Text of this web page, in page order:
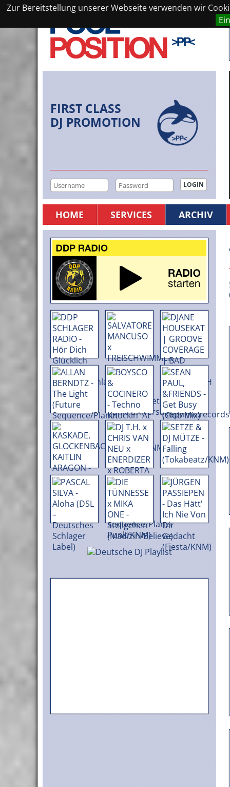
Zur Bereitstellung unserer Webseite verwenden wir
FIRST CLASS
DJ PROMOTION
HOME SERVICES ARCHIV